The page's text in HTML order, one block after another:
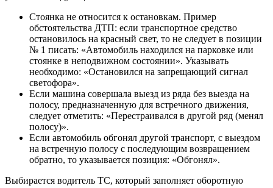
Стоянка не относится к остановкам. Пример
обстоятельства ДТП: если транспортное средство
остановилось на красный свет, то не следует в позиции
№ 1 писать: «Автомобиль находился на парковке или
стоянке в неподвижном состоянии». Указывать
необходимо: «Остановился на запрещающий сигнал
светофора».
Если машина совершала выезд из ряда без выезда на
полосу, предназначенную для встречного движения,
следует отметить: «Перестраивался в другой ряд (менял
полосу)».
Если автомобиль обгонял другой транспорт, с выездом
на встречную полосу с последующим возвращением
обратно, то указывается позиция: «Обгонял».
Выбирается водитель ТС, который заполняет оборотную